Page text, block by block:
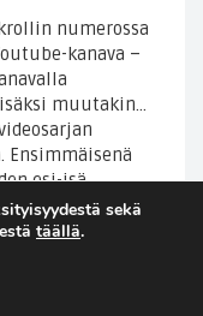
numerossa
kanava –
muutakin…
esi-isä…
sekä
täällä.